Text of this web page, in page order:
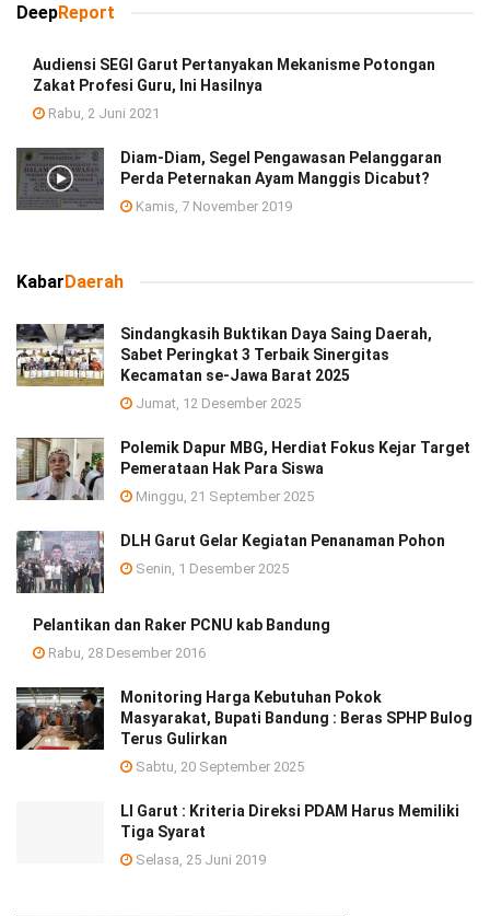
DeepReport
Audiensi SEGI Garut Pertanyakan Mekanisme Potongan
Zakat Profesi Guru, Ini Hasilnya
Rabu, 2 Juni 2021
Diam-Diam, Segel Pengawasan Pelanggaran
Perda Peternakan Ayam Manggis Dicabut?
Kamis, 7 November 2019
KabarDaerah
Sindangkasih Buktikan Daya Saing Daerah,
Sabet Peringkat 3 Terbaik Sinergitas
Kecamatan se-Jawa Barat 2025
Jumat, 12 Desember 2025
Polemik Dapur MBG, Herdiat Fokus Kejar Target
Pemerataan Hak Para Siswa
Minggu, 21 September 2025
DLH Garut Gelar Kegiatan Penanaman Pohon
Senin, 1 Desember 2025
Pelantikan dan Raker PCNU kab Bandung
Rabu, 28 Desember 2016
Monitoring Harga Kebutuhan Pokok
Masyarakat, Bupati Bandung : Beras SPHP Bulog
Terus Gulirkan
Sabtu, 20 September 2025
LI Garut : Kriteria Direksi PDAM Harus Memiliki
Tiga Syarat
Selasa, 25 Juni 2019